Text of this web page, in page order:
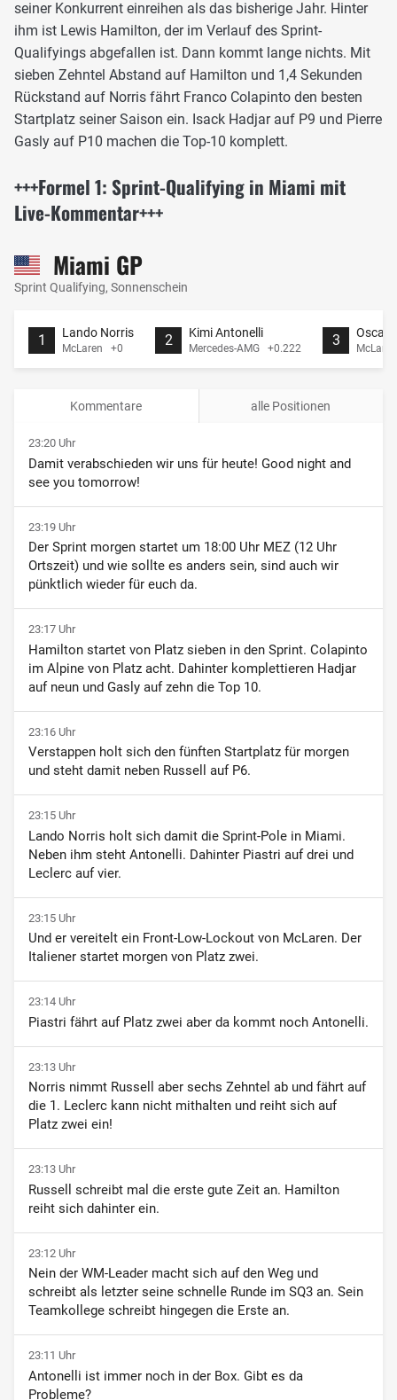
seiner Konkurrent einreihen als das bisherige Jahr. Hinter
ihm ist Lewis Hamilton, der im Verlauf des Sprint-
Qualifyings abgefallen ist. Dann kommt lange nichts. Mit
sieben Zehntel Abstand auf Hamilton und 1,4 Sekunden
Rückstand auf Norris fährt Franco Colapinto den besten
Startplatz seiner Saison ein. Isack Hadjar auf P9 und Pierre
Gasly auf P10 machen die Top-10 komplett.
+++Formel 1: Sprint-Qualifying in Miami mit
Live-Kommentar+++
Miami GP
Sprint Qualifying, Sonnenschein
Lando Norris
McLaren +0
1 Kimi Antonelli
Mercedes-AMG +0.222
2 Oscar
3
Kommentare alle Positionen
23:20 Uhr
Damit verabschieden wir uns für heute! Good night and
see you tomorrow!
23:19 Uhr
Der Sprint morgen startet um 18:00 Uhr MEZ (12 Uhr
Ortszeit) und wie sollte es anders sein, sind auch wir
pünktlich wieder für euch da.
23:17 Uhr
Hamilton startet von Platz sieben in den Sprint. Colapinto
im Alpine von Platz acht. Dahinter komplettieren Hadjar
auf neun und Gasly auf zehn die Top 10.
23:16 Uhr
Verstappen holt sich den fünften Startplatz für morgen
und steht damit neben Russell auf P6.
23:15 Uhr
Lando Norris holt sich damit die Sprint-Pole in Miami.
Neben ihm steht Antonelli. Dahinter Piastri auf drei und
Leclerc auf vier.
23:15 Uhr
Und er vereitelt ein Front-Low-Lockout von McLaren. Der
Italiener startet morgen von Platz zwei.
23:14 Uhr
Piastri fährt auf Platz zwei aber da kommt noch Antonelli.
23:13 Uhr
Norris nimmt Russell aber sechs Zehntel ab und fährt auf
die 1. Leclerc kann nicht mithalten und reiht sich auf
Platz zwei ein!
23:13 Uhr
Russell schreibt mal die erste gute Zeit an. Hamilton
reiht sich dahinter ein.
23:12 Uhr
Nein der WM-Leader macht sich auf den Weg und
schreibt als letzter seine schnelle Runde im SQ3 an. Sein
Teamkollege schreibt hingegen die Erste an.
23:11 Uhr
Antonelli ist immer noch in der Box. Gibt es da
Probleme?